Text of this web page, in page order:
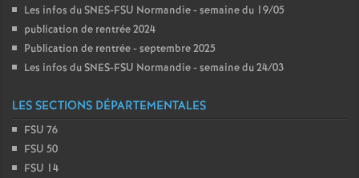
Les infos du SNES-FSU Normandie - semaine du 19/05
publication de rentrée 2024
Publication de rentrée - septembre 2025
Les infos du SNES-FSU Normandie - semaine du 24/03
LES SECTIONS DÉPARTEMENTALES
FSU 76
FSU 50
FSU 14